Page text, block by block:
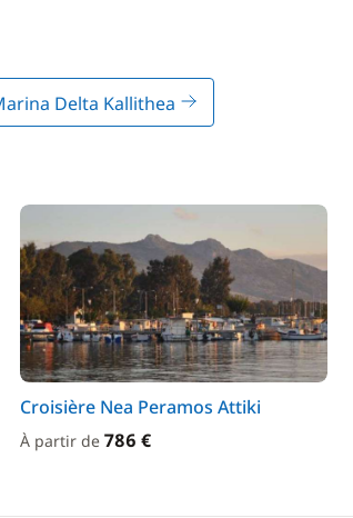
Delta Kallithea
Croisière Nea Peramos Attiki
À partir de 786 €